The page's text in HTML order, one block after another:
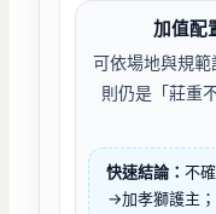
加值配
可依場地與規
則仍是「莊重
快速結論： 不
→加孝獅護主